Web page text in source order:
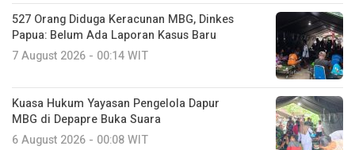
527 Orang Diduga Keracunan MBG, Dinkes
Papua: Belum Ada Laporan Kasus Baru
7 August 2026 - 00:14 WIT
Kuasa Hukum Yayasan Pengelola Dapur
MBG di Depapre Buka Suara
6 August 2026 - 00:08 WIT